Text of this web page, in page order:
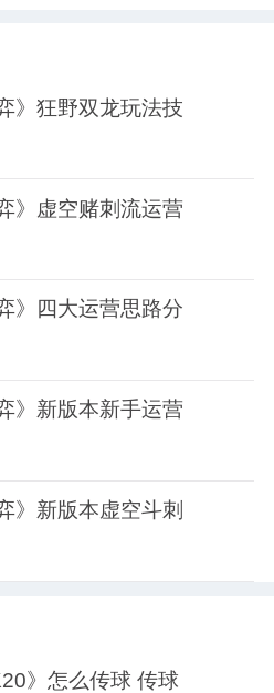
》狂野双龙玩法技
》虚空赌刺流运营
》四大运营思路分
》新版本新手运营
》新版本虚空斗刺
》怎么传球 传球